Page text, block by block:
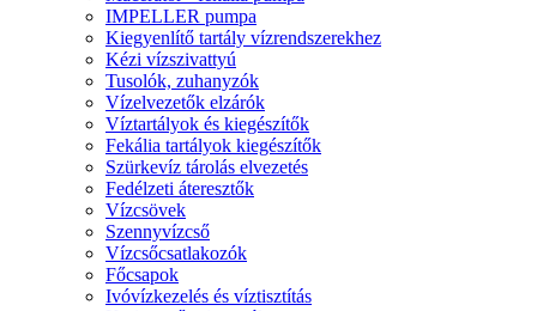
IMPELLER pumpa
Kiegyenlítő tartály vízrendszerekhez
Kézi vízszivattyú
Tusolók, zuhanyzók
Vízelvezetők elzárók
Víztartályok és kiegészítők
Fekália tartályok kiegészítők
Szürkevíz tárolás elvezetés
Fedélzeti áteresztők
Vízcsövek
Szennyvízcső
Vízcsőcsatlakozók
Főcsapok
Ivóvízkezelés és víztisztítás